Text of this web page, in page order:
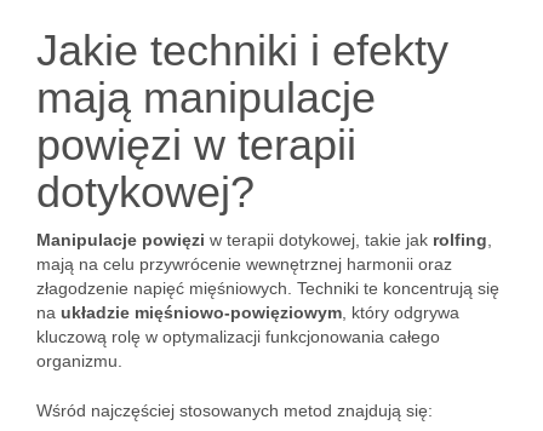
Jakie techniki i efekty
mają manipulacje
powięzi w terapii
dotykowej?
Manipulacje powięzi w terapii dotykowej, takie jak rolfing
mają na celu przywrócenie wewnętrznej harmonii oraz
złagodzenie napięć mięśniowych. Techniki te koncentrują się
na układzie mięśniowo-powięziowym , który odgrywa
kluczową rolę w optymalizacji funkcjonowania całego
organizmu.
Wśród najczęściej stosowanych metod znajdują się: